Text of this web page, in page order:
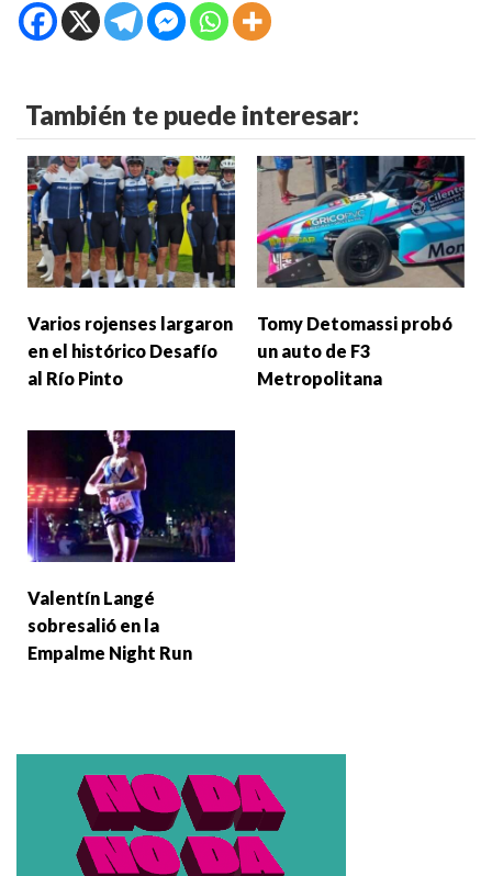
También te puede interesar:
Varios rojenses largaron
en el histórico Desafío
al Río Pinto
Tomy Detomassi probó
un auto de F3
Metropolitana
Valentín Langé
sobresalió en la
Empalme Night Run